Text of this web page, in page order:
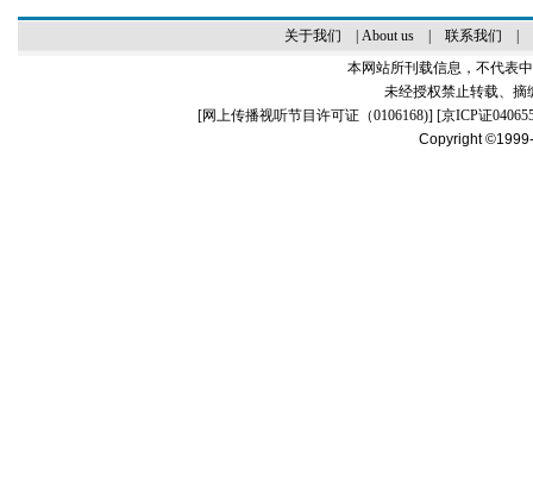
关于我们 About us| 联系我们
本网站所刊载信息，不代表
未经授权禁止转载、摘
[网上传播视听节目许可证（0106168)] [京ICP证
Copyright